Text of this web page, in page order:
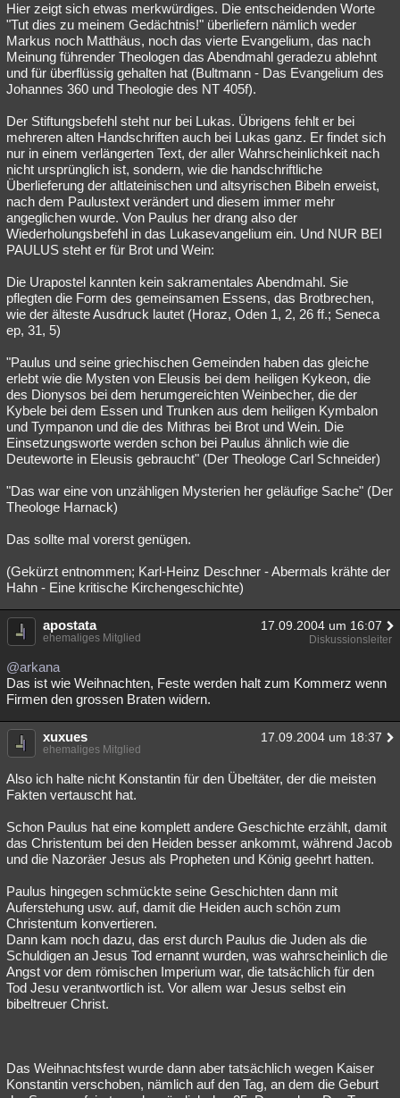
Hier zeigt sich etwas merkwürdiges. Die entscheidenden Worte
"Tut dies zu meinem Gedächtnis!" überliefern nämlich weder
Markus noch Matthäus, noch das vierte Evangelium, das nach
Meinung führender Theologen das Abendmahl geradezu ablehnt
und für überflüssig gehalten hat (Bultmann - Das Evangelium des
Johannes 360 und Theologie des NT 405f).
Der Stiftungsbefehl steht nur bei Lukas. Übrigens fehlt er bei
mehreren alten Handschriften auch bei Lukas ganz. Er findet sich
nur in einem verlängerten Text, der aller Wahrscheinlichkeit nach
nicht ursprünglich ist, sondern, wie die handschriftliche
Überlieferung der altlateinischen und altsyrischen Bibeln erweist,
nach dem Paulustext verändert und diesem immer mehr
angeglichen wurde. Von Paulus her drang also der
Wiederholungsbefehl in das Lukasevangelium ein. Und NUR BEI
PAULUS steht er für Brot und Wein:
Die Urapostel kannten kein sakramentales Abendmahl. Sie
pflegten die Form des gemeinsamen Essens, das Brotbrechen,
wie der älteste Ausdruck lautet (Horaz, Oden 1, 2, 26 ff.; Seneca
ep, 31, 5)
"Paulus und seine griechischen Gemeinden haben das gleiche
erlebt wie die Mysten von Eleusis bei dem heiligen Kykeon, die
des Dionysos bei dem herumgereichten Weinbecher, die der
Kybele bei dem Essen und Trunken aus dem heiligen Kymbalon
und Tympanon und die des Mithras bei Brot und Wein. Die
Einsetzungsworte werden schon bei Paulus ähnlich wie die
Deuteworte in Eleusis gebraucht" (Der Theologe Carl Schneider)
"Das war eine von unzähligen Mysterien her geläufige Sache" (Der
Theologe Harnack)
Das sollte mal vorerst genügen.
(Gekürzt entnommen; Karl-Heinz Deschner - Abermals krähte der
Hahn - Eine kritische Kirchengeschichte)
apostata 17.09.2004 um 16:07
ehemaliges Mitglied Diskussionsleiter
@arkana
Das ist wie Weihnachten, Feste werden halt zum Kommerz wenn
Firmen den grossen Braten widern.
xuxues 17.09.2004 um 18:37
ehemaliges Mitglied
Also ich halte nicht Konstantin für den Übeltäter, der die meisten
Fakten vertauscht hat.
Schon Paulus hat eine komplett andere Geschichte erzählt, damit
das Christentum bei den Heiden besser ankommt, während Jacob
und die Nazoräer Jesus als Propheten und König geehrt hatten.
Paulus hingegen schmückte seine Geschichten dann mit
Auferstehung usw. auf, damit die Heiden auch schön zum
Christentum konvertieren.
Dann kam noch dazu, das erst durch Paulus die Juden als die
Schuldigen an Jesus Tod ernannt wurden, was wahrscheinlich die
Angst vor dem römischen Imperium war, die tatsächlich für den
Tod Jesu verantwortlich ist. Vor allem war Jesus selbst ein
bibeltreuer Christ.
Das Weihnachtsfest wurde dann aber tatsächlich wegen Kaiser
Konstantin verschoben, nämlich auf den Tag, an dem die Geburt